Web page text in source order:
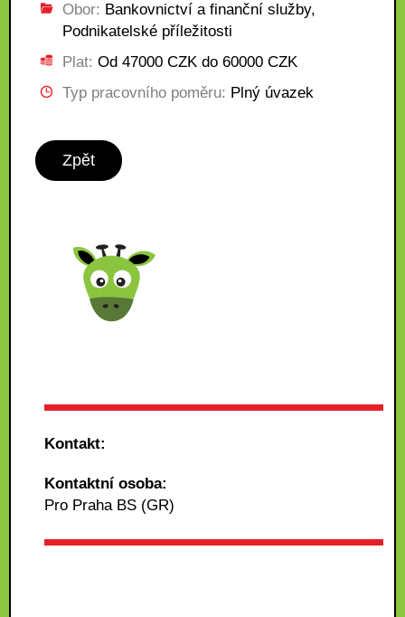
Obor: Bankovnictví a finanční služby,
Podnikatelské příležitosti
Plat: Od 47000 CZK do 60000 CZK
Typ pracovního poměru: Plný úvazek
Zpět
Kontakt:
Kontaktní osoba:
Pro Praha BS (GR)